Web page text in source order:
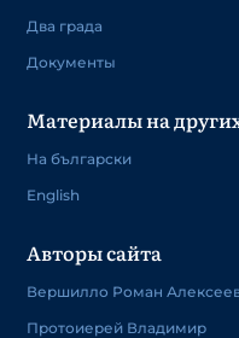
Два града
Документы
Материалы на
На български
English
Авторы сайта
Вершилло Роман
Протоиерей Владимир